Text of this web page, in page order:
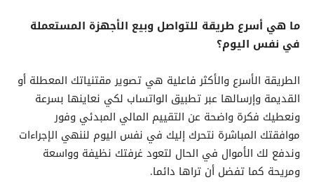
ما هي أسرع طريقة للتواصل وبيع الأجهزة المستعملة
في نفس اليوم؟
الطريقة الأسرع والأكثر فاعلية هي تصوير مقتنياتك المعطلة أو
القديمة وإرسالها عبر تطبيق الواتساب لكي نعاينها بسرعة
ونعطيك فكرة واضحة عن التقييم المالي المبدئي وفور
موافقتك المباشرة نتحرك إليك في نفس اليوم لننهي الإجراءات
وندفع لك الأموال في الحال لتعود غرفتك نظيفة وواسعة
ومريحة كما تفضل أن تراها دائما.